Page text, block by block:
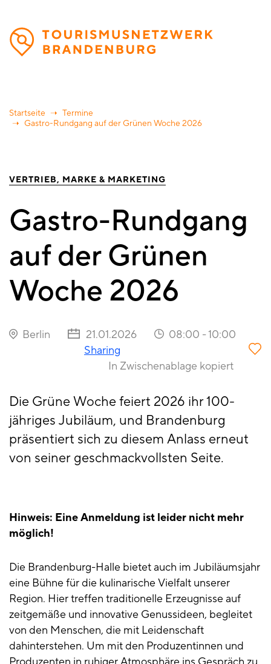
Direkt
zum
Inhalt
Startseite
Termine
Gastro-Rundgang auf der Grünen Woche 2026
VERTRIEB MARKE & MARKETING
Gastro-Rundgang
auf der Grünen
Woche 2026
Berlin 21.01.2026 08:00 -10:00
Sharing
In Zwischenablage kopiert
Die Grüne Woche feiert 2026 ihr 100-
jähriges Jubiläum, und Brandenburg
präsentiert sich zu diesem Anlass erneut
von seiner geschmackvollsten Seite.
Hinweis: Eine Anmeldung ist leider nicht mehr
möglich!
Die Brandenburg-Halle bietet auch im Jubiläumsjahr
eine Bühne für die kulinarische Vielfalt unserer
Region. Hier treffen traditionelle Erzeugnisse auf
zeitgemäße und innovative Genussideen, begleitet
von den Menschen, die mit Leidenschaft
dahinterstehen. Um mit den Produzentinnen und